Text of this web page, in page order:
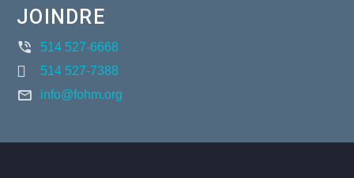
JOINDRE
514 527-6668
514 527-7388
info@fohm.org